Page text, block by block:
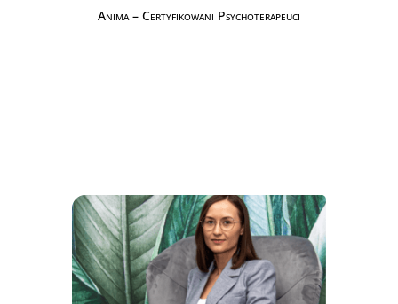
Anima – Certyfikowani Psychoterapeuci